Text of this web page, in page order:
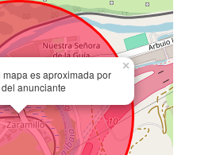
es aproximada por
anunciante
×